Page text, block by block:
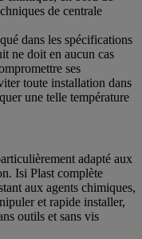
de centrale
dans les spécifications
ne doit en aucun cas
ses
toute installation dans
une telle température
adapté aux
Isi Plast complète
aux agents chimiques,
et rapide installer,
outils et sans vis